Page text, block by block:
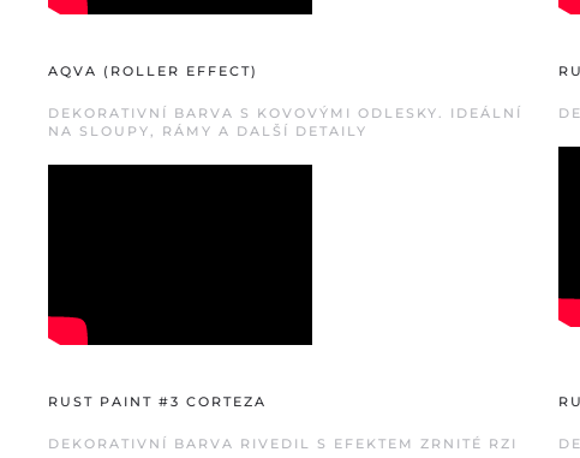
AQVA (ROLLER EFFECT)
DEKORATIVNÍ BARVA S KOVOVÝMI ODLESKY. IDEÁLNÍ
NA SLOUPY, RÁMY A DALŠÍ DETAILY
RUST PAINT #3 CORTEZA
DEKORATIVNÍ BARVA RIVEDIL S EFEKTEM ZRNITÉ RZI